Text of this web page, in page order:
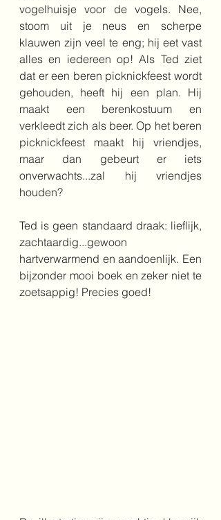
vogelhuisje voor de vogels. Nee,
stoom uit je neus en scherpe
klauwen zijn veel te eng; hij eet vast
alles en iedereen op! Als Ted ziet
dat er een beren picknickfeest wordt
gehouden, heeft hij een plan. Hij
maakt een berenkostuum en
verkleedt zich als beer. Op het beren
picknickfeest maakt hij vriendjes,
maar dan gebeurt er iets
onverwachts...zal hij vriendjes
houden?
Ted is geen standaard draak: lieflijk,
zachtaardig...gewoon
hartverwarmend en aandoenlijk. Een
bijzonder mooi boek en zeker niet te
zoetsappig! Precies goed!